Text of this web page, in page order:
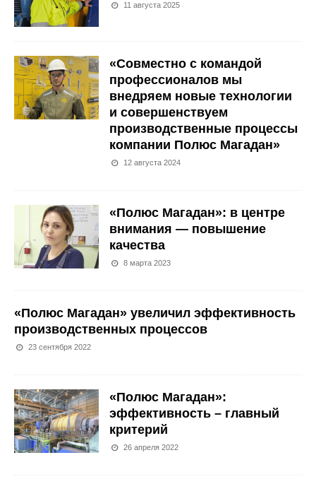
11 августа 2025
«Совместно с командой
профессионалов мы
внедряем новые технологии
и совершенствуем
производственные процессы
компании Полюс Магадан»
12 августа 2024
«Полюс Магадан»: в центре
внимания — повышение
качества
8 марта 2023
«Полюс Магадан» увеличил эффективность
производственных процессов
23 сентября 2022
«Полюс Магадан»:
эффективность – главный
критерий
26 апреля 2022